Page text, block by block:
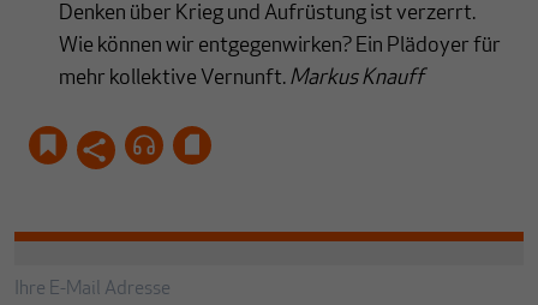
Denken über Krieg und Aufrüstung ist verzerrt.
Wie können wir entgegenwirken? Ein Plädoyer für
mehr kollektive Vernunft. Markus Knauff